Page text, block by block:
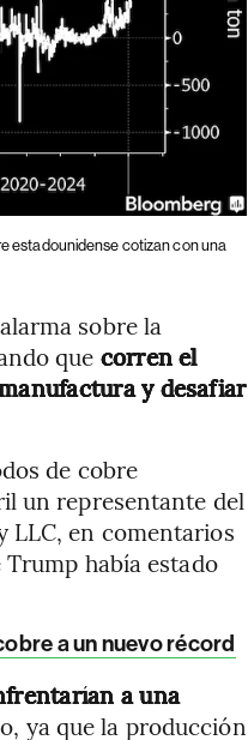
estadounidense cotizan con una
sobre la
que corren el
y desafiar
de cobre
un representante del
LLC, en comentarios
había estado
a un nuevo récord
a una
ya que la producción